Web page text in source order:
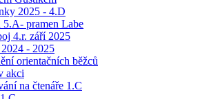
2025 - 4.D
5.A- pramen Labe
4.r. září 2025
- 2025
orientačních běžců
akci
na čtenáře 1.C